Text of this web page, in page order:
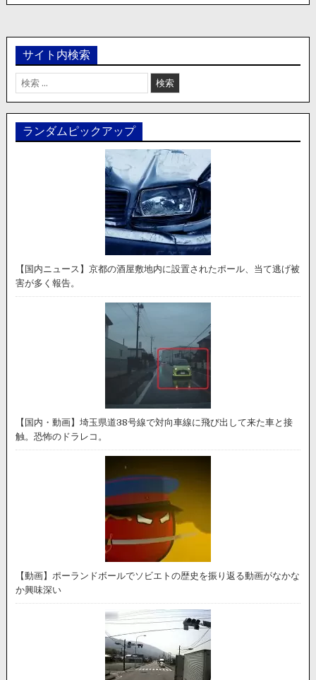
サイト内検索
検
索:
ランダムピックアップ
【国内ニュース】京都の酒屋敷地内に設置されたポール、当て逃げ被
害が多く報告。
【国内・動画】埼玉県道38号線で対向車線に飛び出して来た車と接
触。恐怖のドラレコ。
【動画】ポーランドボールでソビエトの歴史を振り返る動画がなかな
か興味深い